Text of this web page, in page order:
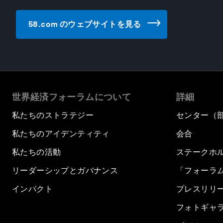
58.com のウェブサイトを見る
世界経済フォーラムについて
私たちのストラテジー
私たちのアイデンティティ
私たちの活動
リーダーシップとガバナンス
インパクト
詳細
センター（
会合
ステークホ
「フォーラ
プレスリリ
フォトギャ